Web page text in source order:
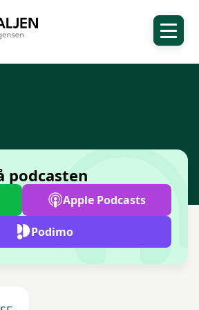
podcasten
Apple Podcasts
Podimo